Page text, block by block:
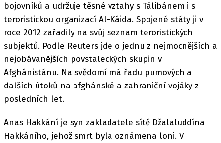
bojovníků a udržuje těsné vztahy s Tálibánem i s
teroristickou organizací Al-Káida. Spojené státy ji v
roce 2012 zařadily na svůj seznam teroristických
subjektů. Podle Reuters jde o jednu z nejmocnějších a
nejobávanějších povstaleckých skupin v
Afghánistánu. Na svědomí má řadu pumových a
dalších útoků na afghánské a zahraniční vojáky z
posledních let.
Anas Hakkání je syn zakladatele sítě Džalaluddína
Hakkáního, jehož smrt byla oznámena loni. V